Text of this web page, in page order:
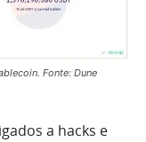
Fonte: Dune
a hacks e